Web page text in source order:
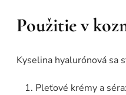
Použitie v
Kyselina hyalurónová sa
Pleťové krémy a